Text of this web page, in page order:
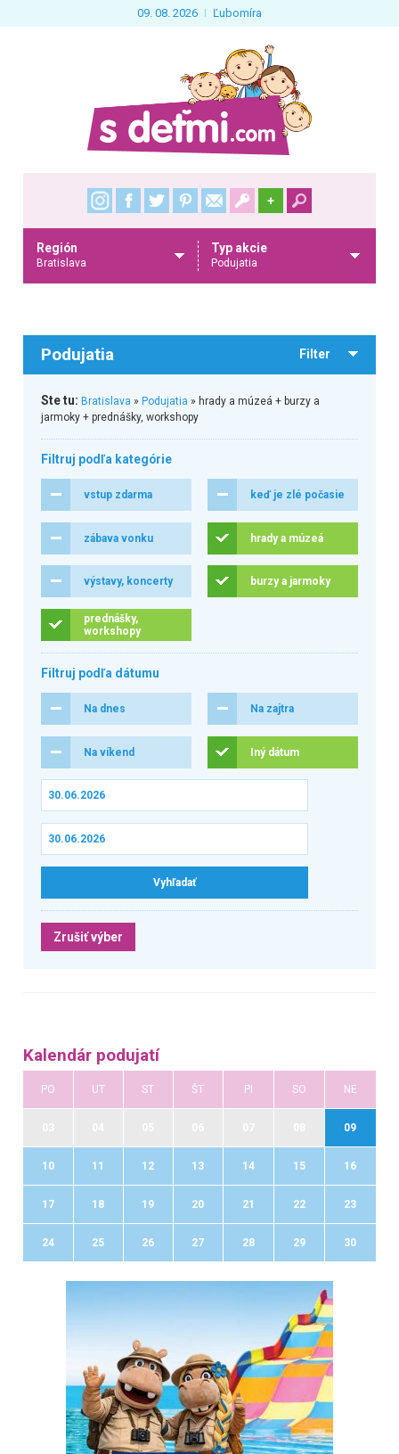
09. 08. 2026 Ľubomíra
+
Región
Bratislava
Typ akcie
Podujatia
Podujatia Filter
Ste tu: Bratislava » Podujatia » hrady a múzeá + burzy a
jarmoky + prednášky, workshopy
Filtruj podľa kategórie
vstup zdarma keď je zlé počasie
zábava vonku hrady a múzeá
výstavy, koncerty burzy a jarmoky
prednášky,
workshopy
Filtruj podľa dátumu
Na dnes Na zajtra
Na víkend Iný dátum
Zrušiť výber
Kalendár podujatí
PO UT ST ŠT PI SO NE
09
10 11 12 13 14 15 16
17 18 19 20 21 22 23
24 25 26 27 28 29 30